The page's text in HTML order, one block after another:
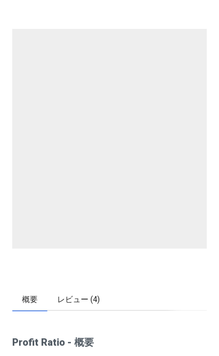
概要 レビュー (4)
Profit Ratio - 概要